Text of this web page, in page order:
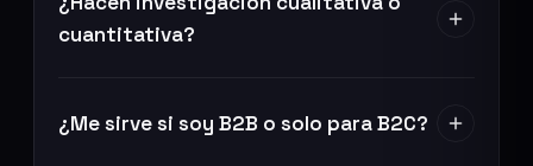
cuantitativa?
¿Me sirve si soy B2B o solo para B2C?